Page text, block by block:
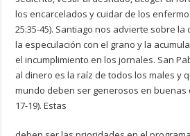
los encarcelados y cuidar de los
25:35-45). Santiago nos advierte sobre
la especulación con el grano y la
el incumplimiento en los jornales. San
al dinero es la raíz de todos los males y
mundo deben ser generosos en buenas
17-19). Estas